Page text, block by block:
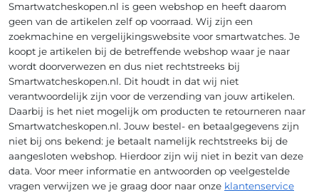
Smartwatcheskopen.nl is geen webshop en heeft daarom
geen van de artikelen zelf op voorraad. Wij zijn een
zoekmachine en vergelijkingswebsite voor smartwatches. Je
koopt je artikelen bij de betreffende webshop waar je naar
wordt doorverwezen en dus niet rechtstreeks bij
Smartwatcheskopen.nl. Dit houdt in dat wij niet
verantwoordelijk zijn voor de verzending van jouw artikelen.
Daarbij is het niet mogelijk om producten te retourneren naar
Smartwatcheskopen.nl. Jouw bestel- en betaalgegevens zijn
niet bij ons bekend: je betaalt namelijk rechtstreeks bij de
aangesloten webshop. Hierdoor zijn wij niet in bezit van deze
data. Voor meer informatie en antwoorden op veelgestelde
vragen verwijzen we je graag door naar onze klantenservice